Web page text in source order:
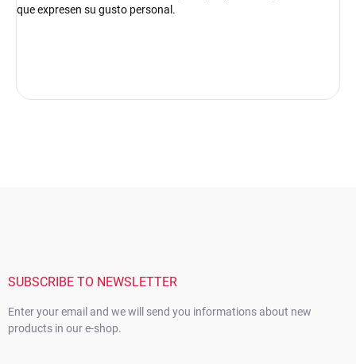
que expresen su gusto personal.
SUBSCRIBE TO NEWSLETTER
Enter your email and we will send you informations about new
products in our e-shop.